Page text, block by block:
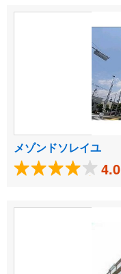
メゾンドソレイユ
4.0